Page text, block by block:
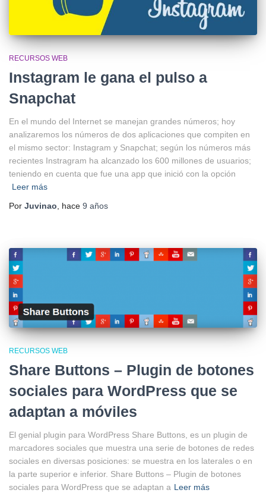
RECURSOS WEB
Instagram le gana el pulso a
Snapchat
En el mundo del Internet se manejan grandes números; hoy
analizaremos los números de dos aplicaciones que compiten en
el mismo sector: Instagram y Snapchat; según los números más
recientes Instragram ha alcanzado los 600 millones de usuarios;
teniendo en cuenta que fue una app que inició con la opción
Leer más
Por Juvinao, hace 9 años
RECURSOS WEB
Share Buttons – Plugin de botones
sociales para WordPress que se
adaptan a móviles
El genial plugin para WordPress Share Buttons, es un plugin de
marcadores sociales que muestra una serie de botones de redes
sociales en diversas posiciones: se muestra en los laterales o en
la parte superior e inferior. Share Buttons – Plugin de botones
sociales para WordPress que se adaptan a Leer más